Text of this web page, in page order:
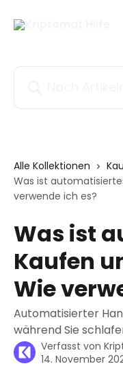
Alle Kollektionen
Was ist
verwende ich es?
Was ist
Kaufen
Wie
Automatisierter
während Sie
Verfasst von
14. November